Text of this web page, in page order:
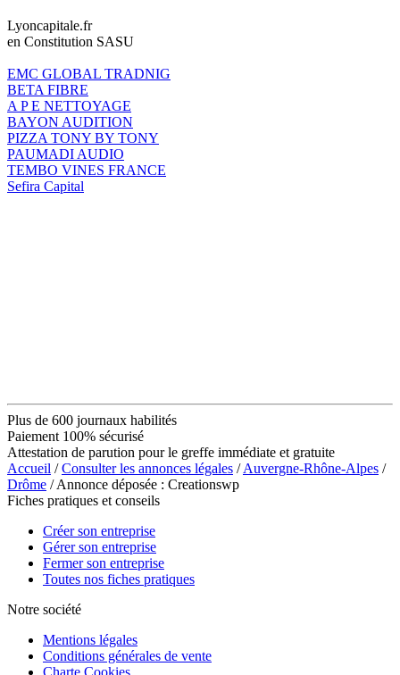
Lyoncapitale.fr
en Constitution SASU
EMC GLOBAL TRADNIG
BETA FIBRE
A P E NETTOYAGE
BAYON AUDITION
PIZZA TONY BY TONY
PAUMADI AUDIO
TEMBO VINES FRANCE
Sefira Capital
Plus de 600 journaux habilités
Paiement 100% sécurisé
Attestation de parution pour le greffe immédiate et gratuite
Accueil /Consulter les annonces légales /Auvergne-Rhône-Alpes /
Drôme / Annonce déposée : Creationswp
Fiches pratiques et conseils
Créer son entreprise
Gérer son entreprise
Fermer son entreprise
Toutes nos fiches pratiques
Notre société
Mentions légales
Conditions générales de vente
Charte Cookies